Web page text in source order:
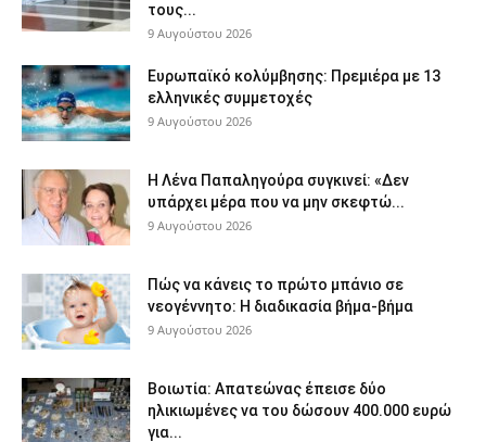
τους...
9 Αυγούστου 2026
Ευρωπαϊκό κολύμβησης: Πρεμιέρα με 13
ελληνικές συμμετοχές
9 Αυγούστου 2026
Η Λένα Παπαληγούρα συγκινεί: «Δεν
υπάρχει μέρα που να μην σκεφτώ...
9 Αυγούστου 2026
Πώς να κάνεις το πρώτο μπάνιο σε
νεογέννητο: Η διαδικασία βήμα-βήμα
9 Αυγούστου 2026
Βοιωτία: Απατεώνας έπεισε δύο
ηλικιωμένες να του δώσουν 400.000 ευρώ
για...